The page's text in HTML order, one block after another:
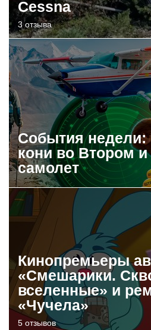
Cessna
3 отзыва
События недели:
кони во Втором
самолет
Кинопремьеры
«Смешарики.
вселенные» и
«Чучела»
5 отзывов